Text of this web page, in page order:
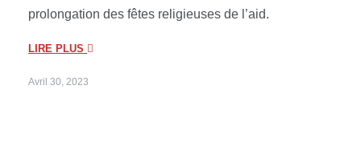
prolongation des fêtes religieuses de l’aid.
LIRE PLUS
Avril 30, 2023